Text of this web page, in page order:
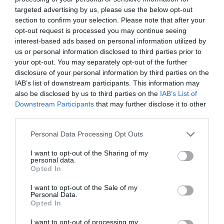
targeted advertising by us, please use the below opt-out
section to confirm your selection. Please note that after your
opt-out request is processed you may continue seeing
interest-based ads based on personal information utilized by
us or personal information disclosed to third parties prior to
your opt-out. You may separately opt-out of the further
disclosure of your personal information by third parties on the
IAB’s list of downstream participants. This information may
also be disclosed by us to third parties on the IAB’s List of
Downstream Participants that may further disclose it to other
Please note that this website/app uses one or more Google
not limited to your visit or usage behaviour. You may click to
grant or deny consent to Google and its third-party tags to
use your data for below specified purposes in below Google
consent section.
Personal Data Processing Opt Outs
I want to opt-out of the Sharing of my
personal data.
Opted In
I want to opt-out of the Sale of my
Personal Data.
Opted In
I want to opt-out of processing my
Πώς να φυλάτε σωστά τα
κοσμήματά σας – Τα λάθη που
πρέπει να αποφεύγετε
10.08.2026 | 21:20
Έκτακτη διακοπή νερού τώρα σε
χωριό της Εύβοιας
10.08.2026 | 21:00
καθαρό και λαμπερό τζάμι στη
10.08.2026 | 20:40
evima ο αντιδήμαρχος Πολιτικής
Προστασίας- Νέες φωτογραφίες
ΠΕΡΙΣΣΟΤΕΡΑ ΑΠΟ ΑΘΛΗΤΙΚΑ